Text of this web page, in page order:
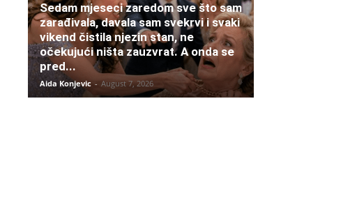
Sedam mjeseci zaredom sve što sam
zarađivala, davala sam svekrvi i svaki
vikend čistila njezin stan, ne
očekujući ništa zauzvrat. A onda se
pred...
Aida Konjevic - August 7, 2026